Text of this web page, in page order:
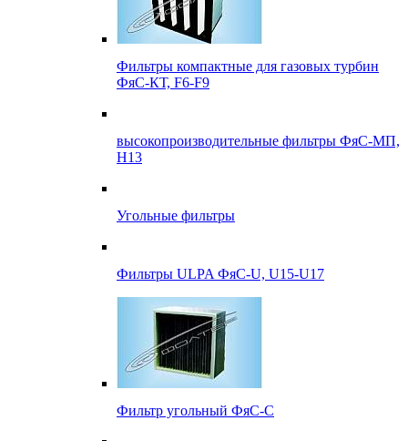
Фильтры компактные для газовых турбин
ФяС-КТ, F6-F9
высокопроизводительные фильтры ФяС-МП,
Н13
Угольные фильтры
Фильтры ULPA ФяС-U, U15-U17
Фильтр угольный ФяС-С